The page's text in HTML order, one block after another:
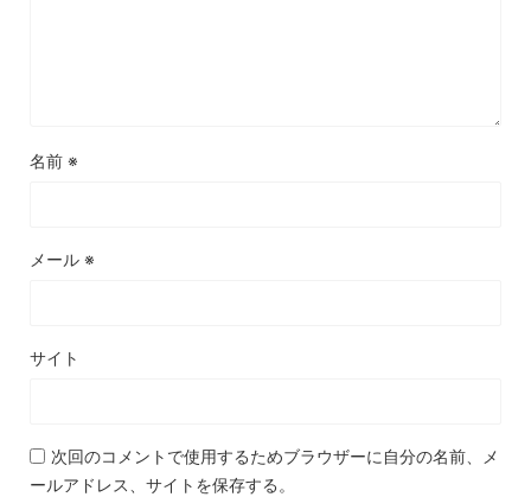
名前 ※
メール ※
サイト
次回のコメントで使用するためブラウザーに自分の名前、メ
ールアドレス、サイトを保存する。